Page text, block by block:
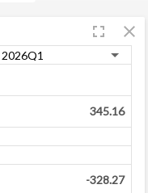
fullscreen close
345.16
-328.27